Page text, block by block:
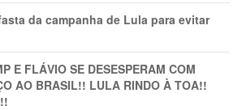
da campanha de Lula para evitar
E FLÁVIO SE DESESPERAM COM
AO BRASIL!! LULA RINDO À TOA!!